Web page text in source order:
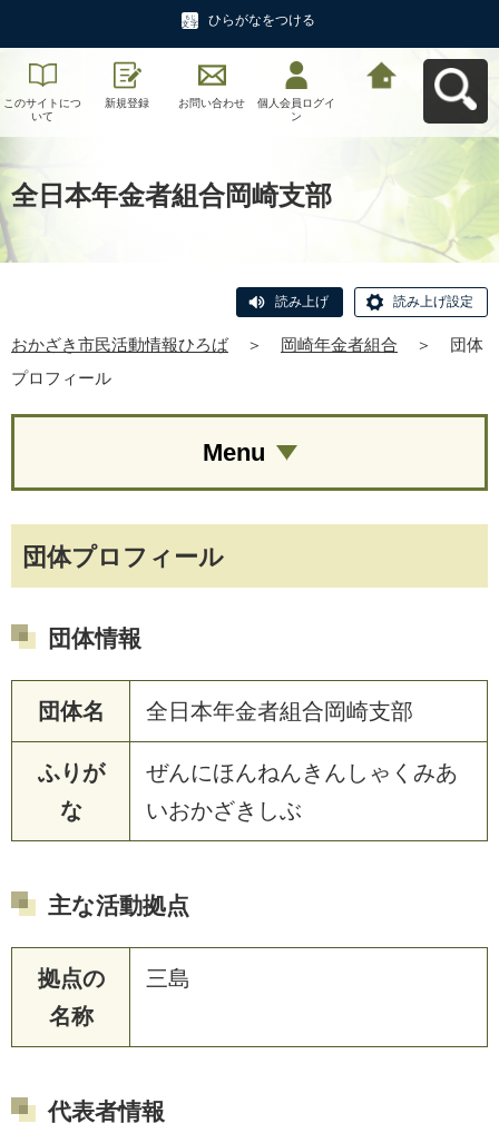
ひらがなをつける
このサイトにつ
いて
新規登録 お問い合わせ
個人会員ログイ
ン
全日本年金者組合岡崎支部
読み上げ 読み上げ設定
おかざき市民活動情報ひろば ＞ 岡崎年金者組合 ＞
団体
プロフィール
団体プロフィール
団体情報
団体名 全日本年金者組合岡崎支部
ふりが
な
ぜんにほんねんきんしゃくみあ
いおかざきしぶ
主な活動拠点
拠点の
名称
三島
代表者情報
Menu